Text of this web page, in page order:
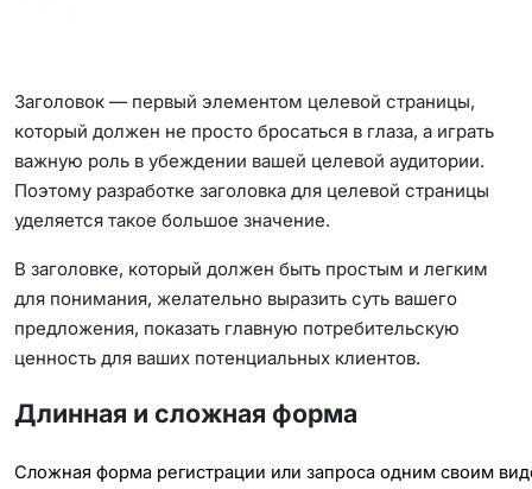
Заголовок — первый элементом целевой страницы,
который должен не просто бросаться в глаза, а играть
важную роль в убеждении вашей целевой аудитории.
Поэтому разработке заголовка для целевой страницы
уделяется такое большое значение.
В заголовке, который должен быть простым и легким
для понимания, желательно выразить суть вашего
предложения, показать главную потребительскую
ценность для ваших потенциальных клиентов.
Длинная и сложная форма
Сложная форма регистрации или запроса одним своим